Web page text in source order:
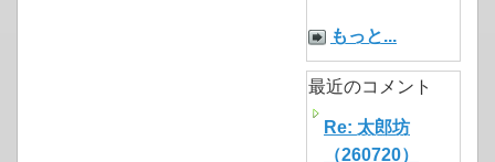
もっと...
最近のコメント
Re: 太郎坊
（260720）